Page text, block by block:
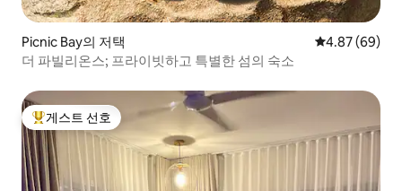
Picnic Bay의 저택 평점 4.87점(5
4.87 (69)
더 파빌리온스; 프라이빗하고 특별한 섬의 숙소
상위 게스트 선호
게스트 선호